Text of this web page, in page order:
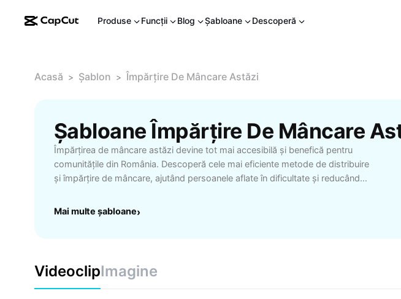
Produse Funcții Blog Șabloane Descoperă
Acasă > Șablon > Împărțire De Mâncare Astăzi
Împărțirea de mâncare astăzi devine tot mai accesibilă și benefică pentru
comunitățile din România. Descoperă cele mai eficiente metode de distribuire
și împărțire de mâncare, ajutând persoanele aflate în dificultate și reducând
evenimente caritabile, află cum poți participa activ la inițiative de solidaritate
în localitatea ta. Vezi recomandări pentru cele mai bune programe de
relațiile sociale și construi un viitor mai sustenabil în comunitatea ta. Fii la
curent cu evenimentele locale și implică-te în acțiuni care contează. Împărțirea
de mâncare astăzi aduce împreună oameni dedicați, resurse utile și soluții
Mai multe șabloane›
VideoclipImagine